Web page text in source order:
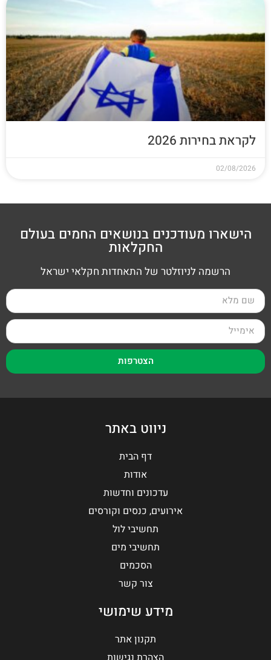
לקראת בחירות 2026
02/08/2026
הישארו מעודכנים בנושאים החמים בעולם
החקלאות
הרשמה לניוזלטר של התאחדות חקלאי ישראל
הצטרפות
ניווט באתר
דף הבית
אודות
עדכונים וחדשות
אירועים, כנסים וקורסים
תחשיבי לול
תחשיבי מים
הסכמים
צור קשר
מידע שימושי
תקנון אתר